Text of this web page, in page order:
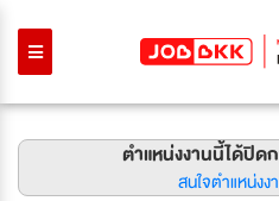
ตำแหน่งงานนี้ได้ปิด
สนใจตำแหน่ง